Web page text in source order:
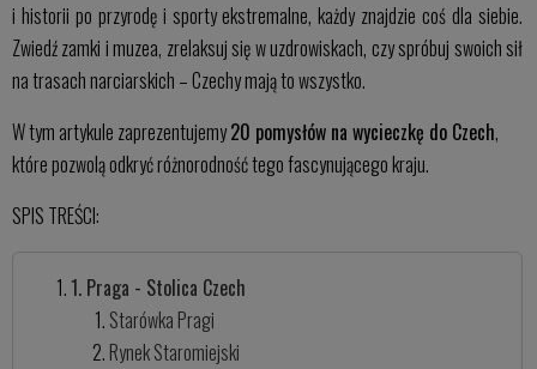
i historii po przyrodę i sporty ekstremalne, każdy znajdzie coś dla siebie.
Zwiedź zamki i muzea, zrelaksuj się w uzdrowiskach, czy spróbuj swoich sił
na trasach narciarskich – Czechy mają to wszystko.
W tym artykule zaprezentujemy20 pomysłów na wycieczkę do Czech,
które pozwolą odkryć różnorodność tego fascynującego kraju.
SPIS TREŚCI:
1. Praga - Stolica Czech
Starówka Pragi
Rynek Staromiejski